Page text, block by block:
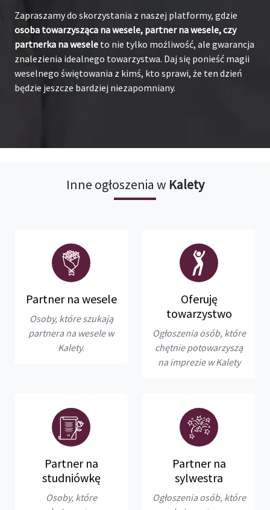
Zapraszamy do skorzystania z naszej platformy, gdzie
osoba towarzysząca na wesele, partner na wesele, czy
partnerka na wesele to nie tylko możliwość, ale gwarancja
znalezienia idealnego towarzystwa. Daj się ponieść magii
weselnego świętowania z kimś, kto sprawi, że ten dzień
będzie jeszcze bardziej niezapomniany.
Inne ogłoszenia w Kalety
Partner na wesele
Osoby, które szukają
partnera na wesele w
Kalety.
Oferuję
towarzystwo
Ogłoszenia osób, które
chętnie potowarzyszą
na imprezie w Kalety
Partner na
studniówkę
Osoby, które
Partner na
sylwestra
Ogłoszenia osób, które